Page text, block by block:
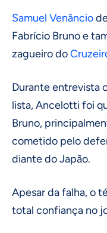
Samuel Venâncio
Fabrício Bruno e
zagueiro do
Durante entrevista
lista, Ancelotti foi
Bruno,
cometido pelo
diante do Japão.
Apesar da falha, o
total confiança no